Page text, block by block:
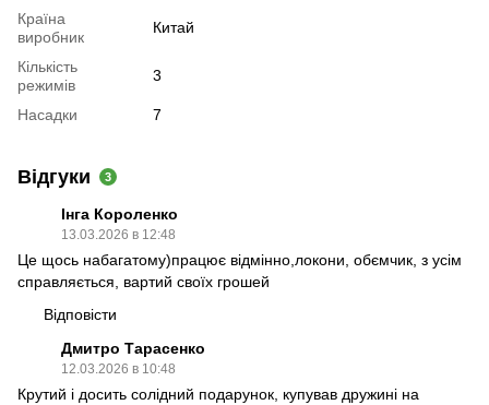
Країна
виробник
Китай
Кількість
режимів
3
Насадки 7
Відгуки 3
Інга Короленко
13.03.2026 в 12:48
Це щось набагатому)працює відмінно,локони, обємчик, з усім
справляється, вартий своїх грошей
Відповісти
Дмитро Тарасенко
12.03.2026 в 10:48
Крутий і досить солідний подарунок, купував дружині на